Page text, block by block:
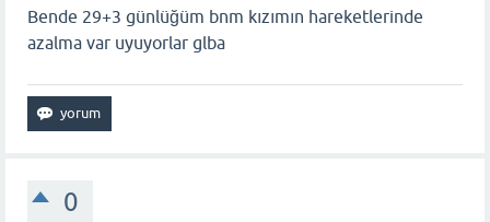
Bende 29+3 günlüğüm bnm kızımın hareketlerinde
azalma var uyuyorlar glba
0